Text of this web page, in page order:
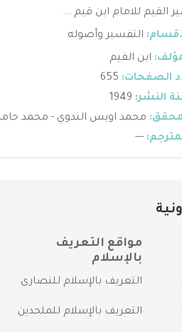
القيم للامام ابن قيم ...
التفسير وأصوله
ابن القيم
الصفحات:
النشر:
محمد اويس الندوي - محمد
---
مواقع التعريف
بالإسلام
التعريف بالإسلام للنصارى
التعريف بالإسلام للملحدين